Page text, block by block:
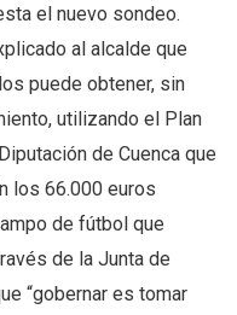
el nuevo sondeo.
al alcalde que
puede obtener, sin
utilizando el Plan
de Cuenca que
los 66.000 euros
de fútbol que
de la Junta de
“gobernar es tomar